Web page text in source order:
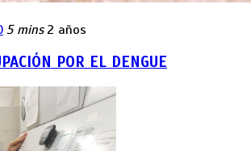
5 mins 2 años
POR EL DENGUE